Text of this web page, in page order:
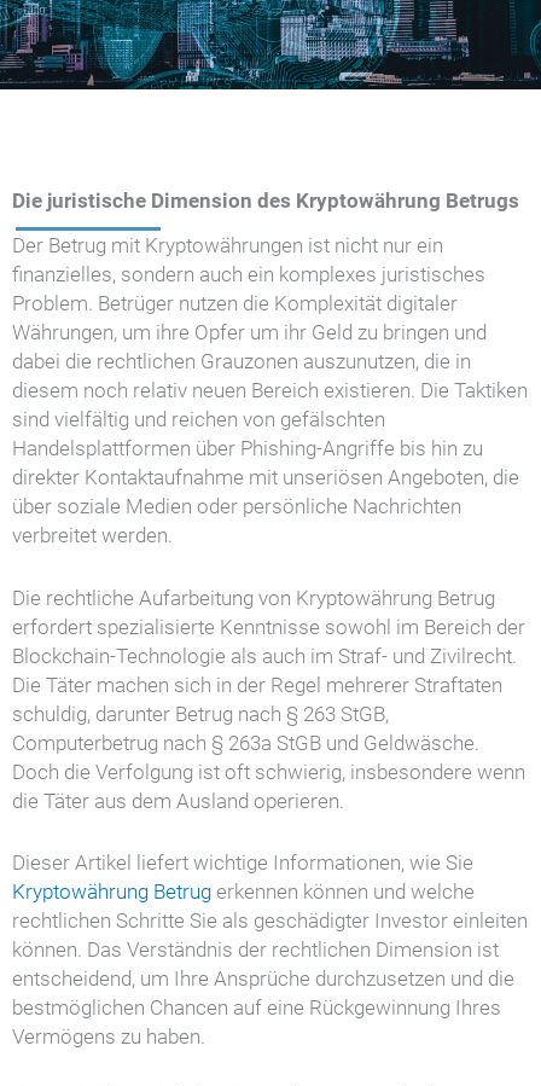
Die juristische Dimension des Kryptowährung Betrugs
Der Betrug mit Kryptowährungen ist nicht nur ein
finanzielles, sondern auch ein komplexes juristisches
Problem. Betrüger nutzen die Komplexität digitaler
Währungen, um ihre Opfer um ihr Geld zu bringen und
dabei die rechtlichen Grauzonen auszunutzen, die in
diesem noch relativ neuen Bereich existieren. Die Taktiken
sind vielfältig und reichen von gefälschten
Handelsplattformen über Phishing-Angriffe bis hin zu
direkter Kontaktaufnahme mit unseriösen Angeboten, die
über soziale Medien oder persönliche Nachrichten
verbreitet werden.
Die rechtliche Aufarbeitung von Kryptowährung Betrug
erfordert spezialisierte Kenntnisse sowohl im Bereich der
Blockchain-Technologie als auch im Straf- und Zivilrecht.
Die Täter machen sich in der Regel mehrerer Straftaten
schuldig, darunter Betrug nach § 263 StGB,
Computerbetrug nach § 263a StGB und Geldwäsche.
Doch die Verfolgung ist oft schwierig, insbesondere wenn
die Täter aus dem Ausland operieren.
Dieser Artikel liefert wichtige Informationen, wie Sie
Kryptowährung Betrug erkennen können und welche
rechtlichen Schritte Sie als geschädigter Investor einleiten
können. Das Verständnis der rechtlichen Dimension ist
entscheidend, um Ihre Ansprüche durchzusetzen und die
bestmöglichen Chancen auf eine Rückgewinnung Ihres
Vermögens zu haben.